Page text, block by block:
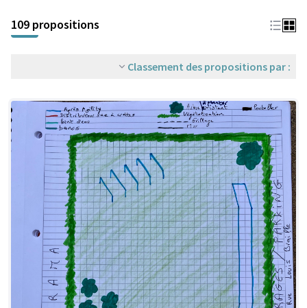
+
−
109 propositions
Classement des propositions par :